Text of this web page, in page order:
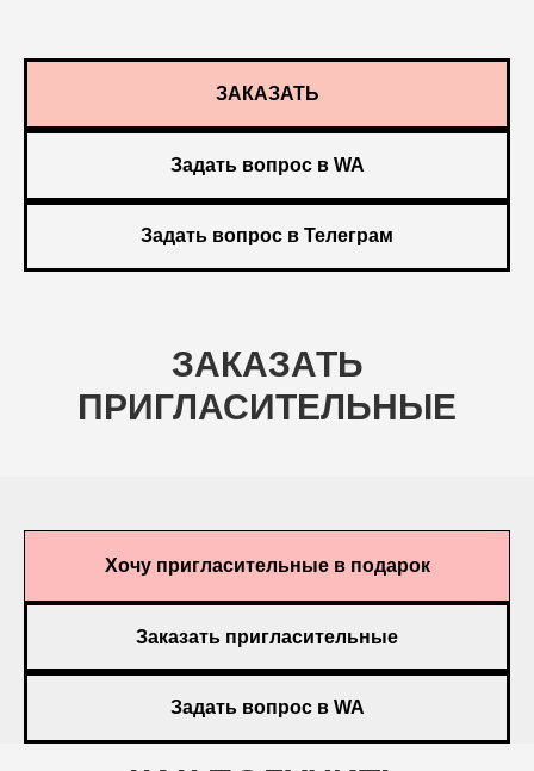
ЗАКАЗАТЬ
Задать вопрос в WA
Задать вопрос в Телеграм
ЗАКАЗАТЬ
ПРИГЛАСИТЕЛЬНЫЕ
Хочу пригласительные в подарок
Заказать пригласительные
Задать вопрос в WA